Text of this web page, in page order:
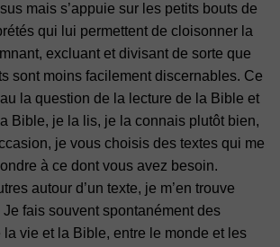
mais s’appuie sur les petits bouts de
qui lui permettent de cloisonner la
excluant et divisant de sorte que
sont moins facilement discernables. Ce
la question de la lecture de la Bible et
Bible, je la lis, je la connais plutôt bien,
je vous choisis des textes qui me
à ce dont vous avez besoin.
autour d’un texte, je m’en trouve
fais souvent spontanément des
vie et la Bible, entre le monde et les